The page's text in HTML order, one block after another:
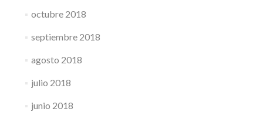
octubre 2018
septiembre 2018
agosto 2018
julio 2018
junio 2018